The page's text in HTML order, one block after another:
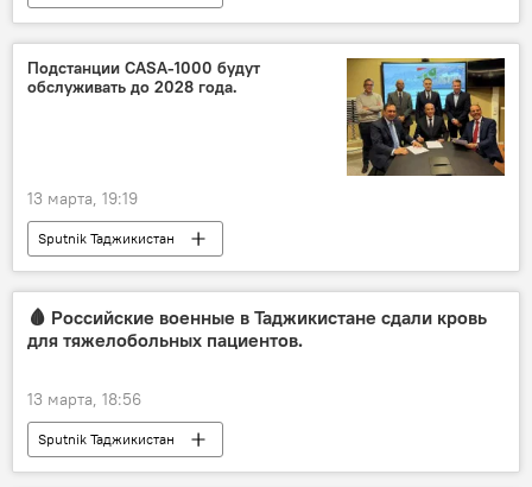
Подстанции CASA-1000 будут
обслуживать до 2028 года.
13 марта, 19:19
Sputnik Таджикистан
🩸 Российские военные в Таджикистане сдали кровь
для тяжелобольных пациентов.
13 марта, 18:56
Sputnik Таджикистан